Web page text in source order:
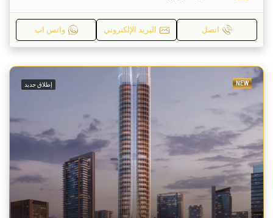
اتصل البريد الإلكتروني واتس اب
NEW إطلاق جديد